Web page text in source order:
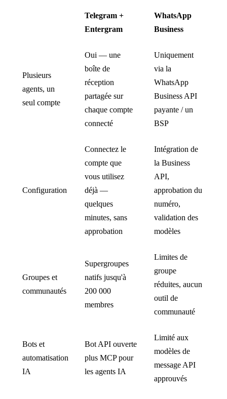
Telegram +
Entergram
WhatsApp
Business
Plusieurs
agents, un
seul compte
Oui — une
boîte de
réception
partagée sur
chaque compte
connecté
Uniquement
via la
WhatsApp
Business API
payante / un
BSP
Configuration
Connectez le
compte que
vous utilisez
déjà —
quelques
minutes, sans
approbation
Intégration de
la Business
API,
approbation du
numéro,
validation des
modèles
Groupes et
communautés
Supergroupes
natifs jusqu'à
200 000
membres
Limites de
groupe
réduites, aucun
outil de
communauté
Bots et
automatisation
IA
Bot API ouverte
plus MCP pour
les agents IA
Limité aux
modèles de
message API
approuvés